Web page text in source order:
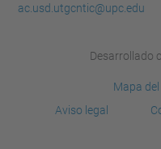
ac.usd.utgcntic@upc.edu
Desarrollado
Mapa
Aviso legal